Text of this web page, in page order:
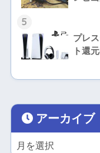
5
プレ
ト還
アーカイブ